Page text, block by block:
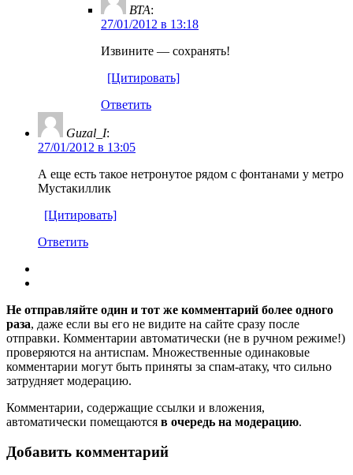
ВТА:
27/01/2012 в 13:18
Извините — сохранять!
[Цитировать]
Ответить
Guzal_I:
27/01/2012 в 13:05
А еще есть такое нетронутое рядом с фонтанами у метро
Мустакиллик
[Цитировать]
Ответить
Не отправляйте один и тот же комментарий более одного
раза, даже если вы его не видите на сайте сразу после
отправки. Комментарии автоматически (не в ручном режиме!)
проверяются на антиспам. Множественные одинаковые
комментарии могут быть приняты за спам-атаку, что сильно
затрудняет модерацию.
Комментарии, содержащие ссылки и вложения,
автоматически помещаются в очередь на модерацию.
Добавить комментарий